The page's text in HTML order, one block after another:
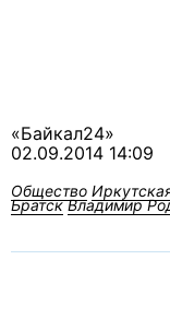
«Байкал24»
02.09.2014 14:09
Общество
Братск Владимир